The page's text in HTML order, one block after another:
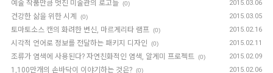
예술 작품만큼 멋진 미술관의 로고들 (0) 2015.03.06
건강한 삶을 위한 시계 (0) 2015.03.05
토마토소스 캔의 화려한 변신, 마르게리타 램프 (0) 2015.02.16
시각적 언어로 정보를 전달하는 패키지 디자인 (0) 2015.02.11
조류가 염색에 사용된다? 자연친화적인 염색, 알게미 프로젝트 (0) 2015.02.09
1,100만개의 손바닥이 이야기하는 것은? (0) 2015.02.06